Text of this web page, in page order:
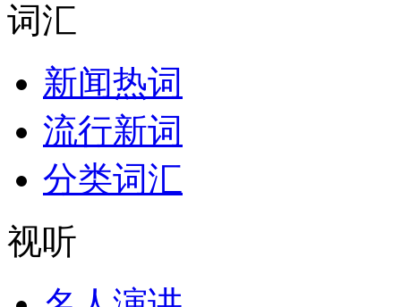
词汇
新闻热词
流行新词
分类词汇
视听